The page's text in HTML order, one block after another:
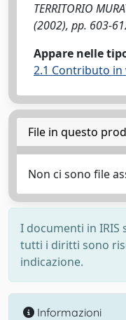
TERRITORIO
(2002), pp. 603-
Appare nelle
2.1 Contributo in
File in questo
Non ci sono file
I documenti in
tutti i diritti sono
indicazione.
Informazioni